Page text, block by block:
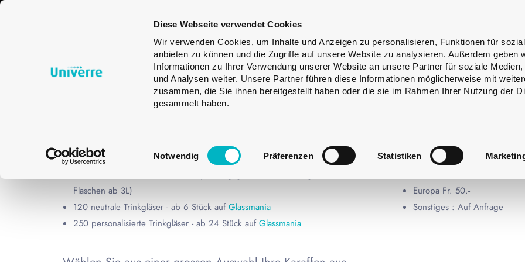
Diese Webseite verwendet Cookies
Wir verwenden Cookies, um Inhalte und Anzeigen zu personalisieren, Funktionen für
anbieten zu können und die Zugriffe auf unsere Website zu analysieren. Außerdem geben
Informationen zu Ihrer Verwendung unserer Website an unsere Partner für soziale Medien,
und Analysen weiter. Unsere Partner führen diese Informationen möglicherweise mit
zusammen, die Sie ihnen bereitgestellt haben oder die sie im Rahmen Ihrer Nutzung der
gesammelt haben.
Einwilligungsauswahl
Notwendig
Präferenzen Statistiken
Trinkgläser
Glass
Design
KARAFFEN
Univerre liefert ab folgenden Mengen :
Flaschen ab 3L)
120 neutrale Trinkgläser - ab 6 Stück aufGlassmania
250 personalisierte Trinkgläser - ab 24 Stück aufGlassmania
Univerre liefert ab
Europa Fr. 50.-
Sonstiges : Auf Anfrage